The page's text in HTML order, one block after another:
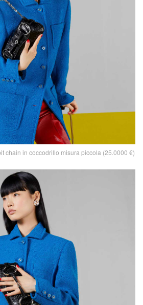
chain in coccodrillo misura piccola (25.0000 €)